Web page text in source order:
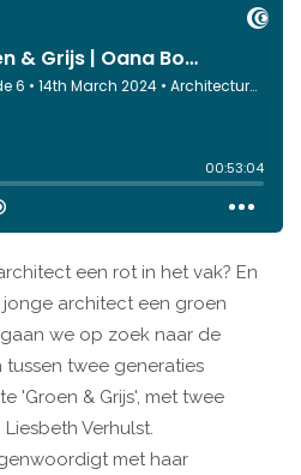
een rot in het vak? En
architect een groen
gaan we op zoek naar de
twee generaties
'Groen & Grijs', met twee
Verhulst.
met haar